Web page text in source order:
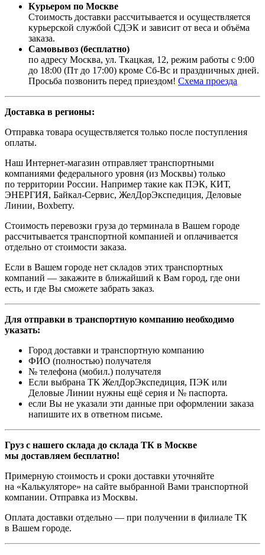
Курьером по Москве
Стоимость доставки рассчитывается и осуществляется
курьерской службой СДЭК и зависит от веса и объёма
заказа.
Самовывоз (бесплатно)
по адресу Москва, ул. Ткацкая, 12, режим работы с 9:00
до 18:00 (Пт до 17:00) кроме Сб-Вс и праздничных дней.
Просьба позвонить перед приездом! Схема проезда
Доставка в регионы:
Отправка товара осуществляется только после поступления
оплаты.
Наш Интернет-магазин отправляет транспортными
компаниями федерального уровня (из Москвы) только
по территории России. Например такие как ПЭК, КИТ,
ЭНЕРГИЯ, Байкал-Сервис, ЖелДорЭкспедиция, Деловые
Линии, Boxberry.
Стоимость перевозки груза до терминала в Вашем городе
рассчитывается транспортной компанией и оплачивается
отдельно от стоимости заказа.
Если в Вашем городе нет складов этих транспортных
компаний — закажите в ближайший к Вам город, где они
есть, и где Вы сможете забрать заказ.
Для отправки в транспортную компанию необходимо
указать:
Город доставки и транспортную компанию
ФИО (полностью) получателя
№ телефона (мобил.) получателя
Если выбрана ТК ЖелДорЭкспедиция, ПЭК или
Деловые Линии нужны ещё серия и № паспорта.
если Вы не указали эти данные при оформлении заказа
напишите их в ответном письме.
Груз с нашего склада до склада ТК в Москве
мы доставляем бесплатно!
Примерную стоимость и сроки доставки уточняйте
на «Калькуляторе» на сайте выбранной Вами транспортной
компании. Отправка из Москвы.
Оплата доставки отдельно — при получении в филиале ТК
в Вашем городе.